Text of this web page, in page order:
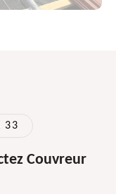
33
Couvreur